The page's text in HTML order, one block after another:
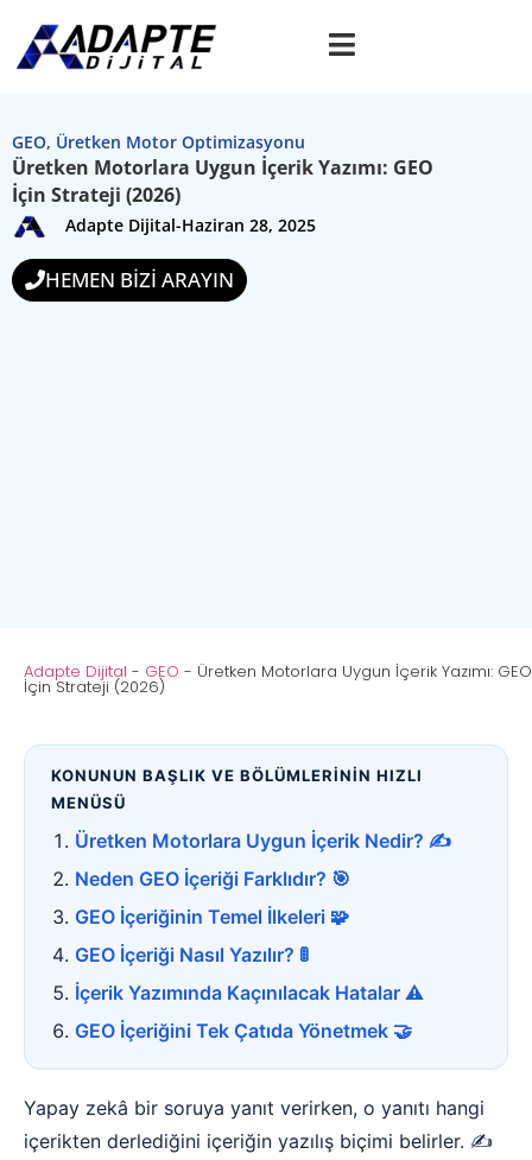
GEO, Üretken Motor Optimizasyonu
Üretken Motorlara Uygun İçerik Yazımı: GEO
İçin Strateji (2026)
Adapte Dijital-Haziran 28, 2025
HEMEN BİZİ ARAYIN
Adapte Dijital - GEO - Üretken Motorlara Uygun İçerik Yazımı: GEO
İçin Strateji (2026)
KONUNUN BAŞLIK VE BÖLÜMLERİNİN HIZLI
MENÜSÜ
Üretken Motorlara Uygun İçerik Nedir? ✍️
Neden GEO İçeriği Farklıdır? 🎯
GEO İçeriğinin Temel İlkeleri 🧩
GEO İçeriği Nasıl Yazılır? 🚦
İçerik Yazımında Kaçınılacak Hatalar ⚠️
GEO İçeriğini Tek Çatıda Yönetmek 🤝
Yapay zekâ bir soruya yanıt verirken, o yanıtı hangi
içerikten derlediğini içeriğin yazılış biçimi belirler. ✍️